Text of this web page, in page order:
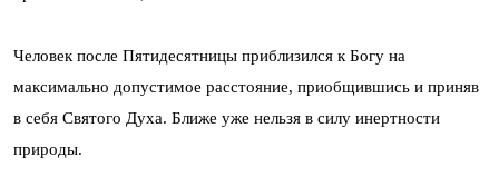
Человек после Пятидесятницы приблизился к Богу на
максимально допустимое расстояние, приобщившись и приняв
в себя Святого Духа. Ближе уже нельзя в силу инертности
природы.